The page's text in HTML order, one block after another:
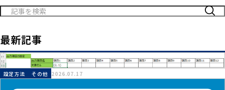
検
最新記事
設定方法 その他 2026.07.17